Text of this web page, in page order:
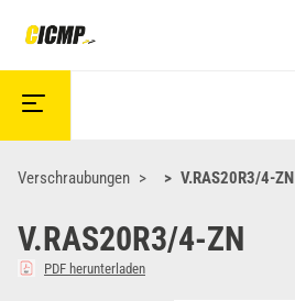
Verschraubungen V.RAS20R3/4-ZN
V.RAS20R3/4-ZN
PDF herunterladen